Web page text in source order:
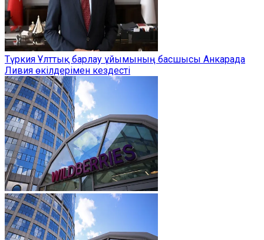
Түркия Ұлттық барлау ұйымының басшысы Анкарада
Ливия өкілдерімен кездесті